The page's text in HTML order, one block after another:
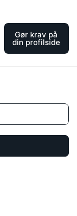
Gør krav på
din profilside